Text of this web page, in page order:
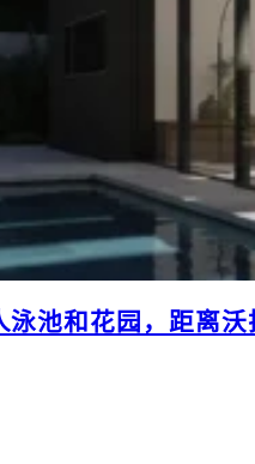
池和花园，距离